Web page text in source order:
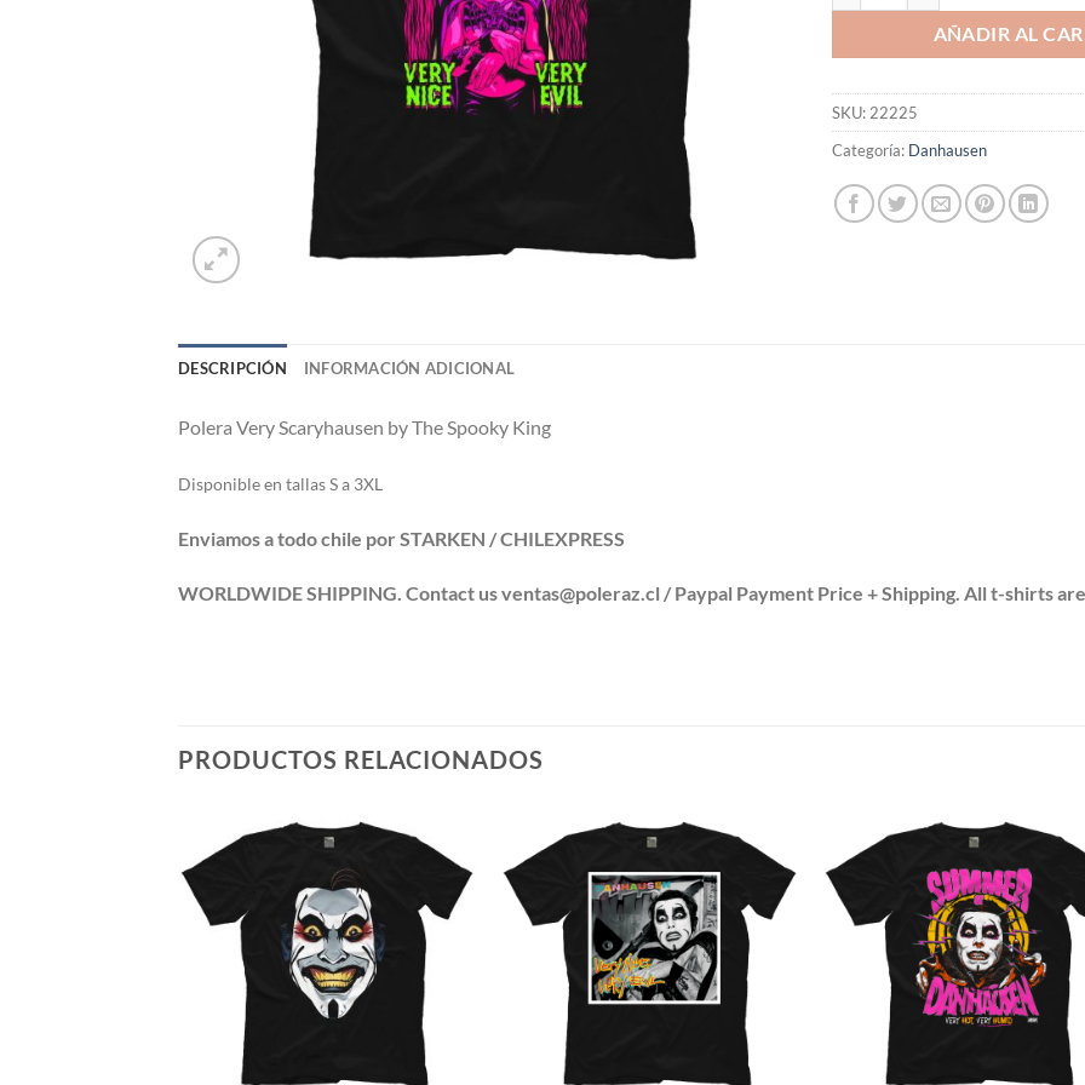
AÑADIR AL
SKU: 22225
Categoría: Danhausen
DESCRIPCIÓN INFORMACIÓN ADICIONAL
Polera Very Scaryhausen by The Spooky King
Disponible en tallas S a 3XL
Enviamos a todo chile por STARKEN / CHILEXPRESS
WORLDWIDE SHIPPING. Contact us ventas@poleraz.cl / Paypal Payment Price + Shipping. All t-shirts
PRODUCTOS RELACIONADOS